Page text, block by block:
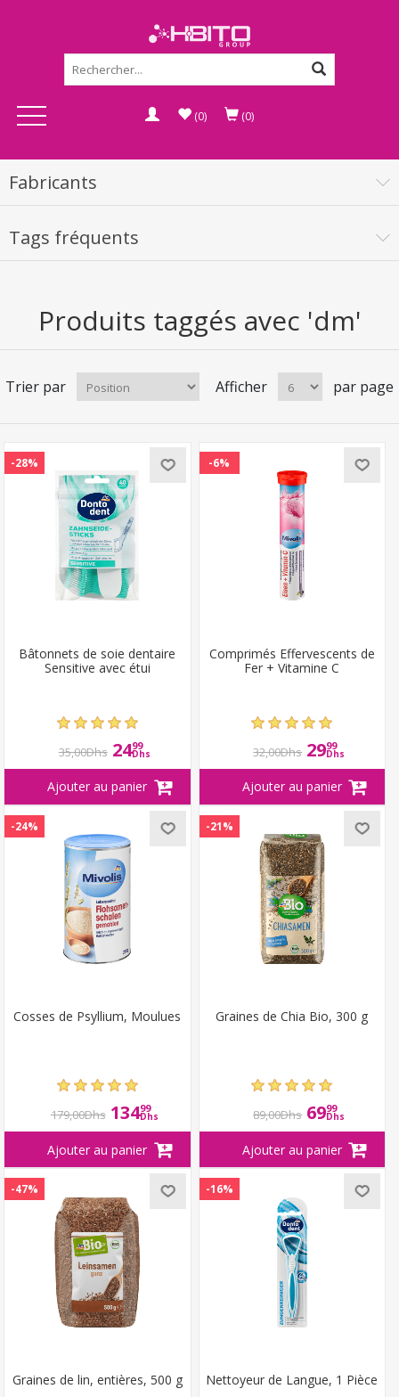
(0) (0)
Fabricants
Tags fréquents
Produits taggés avec 'dm'
Trier par Afficher par page
-28%
Bâtonnets de soie dentaire
Sensitive avec étui
35,00Dhs 2499
Dhs
-6%
Comprimés Effervescents de
Fer + Vitamine C
32,00Dhs 2999
Dhs
-24%
Cosses de Psyllium, Moulues
179,00Dhs 13499
Dhs
-21%
Graines de Chia Bio, 300 g
89,00Dhs 6999
Dhs
-47%
Graines de lin, entières, 500 g
-16%
Nettoyeur de Langue, 1 Pièce